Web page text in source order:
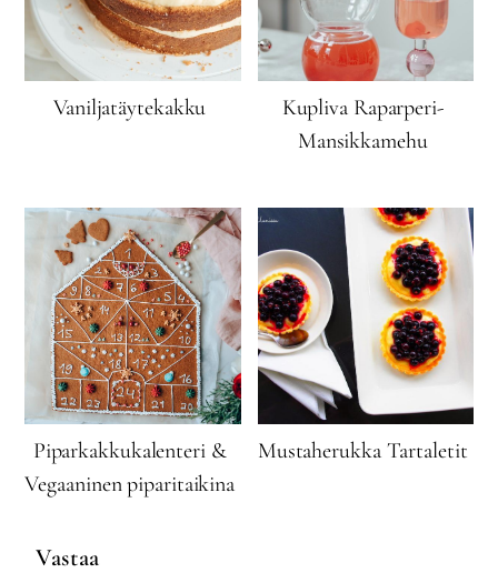
Vaniljatäytekakku
Kupliva Raparperi-
Mansikkamehu
Piparkakkukalenteri &
Vegaaninen piparitaikina
Mustaherukka Tartaletit
Vastaa